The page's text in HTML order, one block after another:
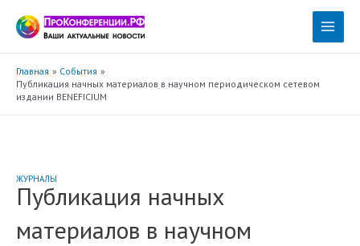
содержимому
Main
Главная
События
Публикация начных материалов в научном периодическом сетевом
издании BENEFICIUM
ЖУРНАЛЫ
Публикация начных
материалов в научном